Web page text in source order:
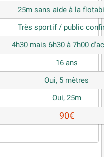
25m sans aide à la
Très sportif / public
4h30 mais 6h30 à 7h00
16 ans
Oui, 5 mètres
Oui, 25m
90€